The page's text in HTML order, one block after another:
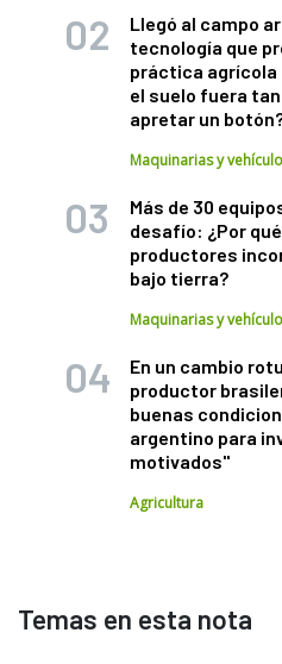
Llegó al campo
tecnología que
práctica agrícola
el suelo fuera
apretar un
Maquinarias y
Más de 30
desafío: ¿Por
productores
bajo tierra?
Maquinarias y
En un cambio
productor
buenas
argentino para
motivados"
Agricultura
Temas en esta nota